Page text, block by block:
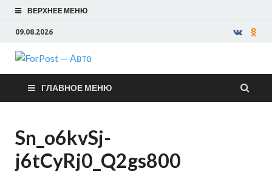
ВЕРХНЕЕ МЕНЮ
09.08.2026
ForPost —
Авто
ГЛАВНОЕ МЕНЮ
Sn_o6kvSj-
j6tCyRj0_Q2gs800